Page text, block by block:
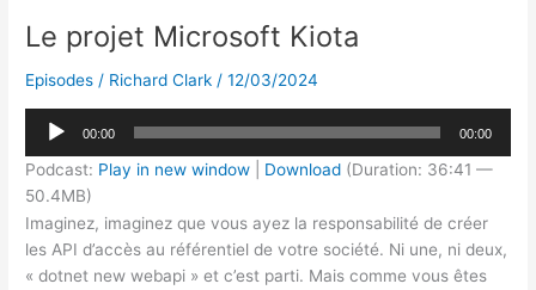
Le projet Microsoft Kiota
Episodes / Richard Clark/12/03/2024
Lecteur
audio
00:00 00:00
Podcast: Play in new window Download (Duration: 36:41 —
50.4MB)
Imaginez, imaginez que vous ayez la responsabilité de créer
les API d’accès au référentiel de votre société. Ni une, ni deux,
« dotnet new webapi » et c’est parti. Mais comme vous êtes